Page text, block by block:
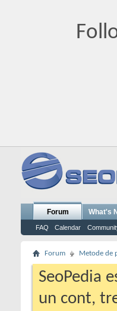
Forum
FAQ Calendar
What's
Forum Metode de
SeoPedia
un cont,